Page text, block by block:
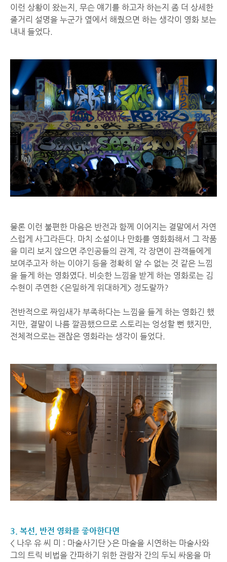
이런 상황이 왔는지, 무슨 얘기를 하고자 하는지 좀 더 상세한
줄거리 설명을 누군가 옆에서 해줬으면 하는 생각이 영화 보는
내내 들었다.
물론 이런 불편한 마음은 반전과 함께 이어지는 결말에서 자연
스럽게 사그라든다. 마치 소설이나 만화를 영화화해서 그 작품
을 미리 보지 않으면 주인공들의 관계, 각 장면이 관객들에게
보여주고자 하는 이야기 등을 정확히 알 수 없는 것 같은 느낌
을 들게 하는 영화였다. 비슷한 느낌을 받게 하는 영화로는 김
수현이 주연한 <은밀하게 위대하게> 정도랄까?
전반적으로 짜임새가 부족하다는 느낌을 들게 하는 영화긴 했
지만, 결말이 나름 깔끔했으므로 스토리는 엉성할 뻔 했지만,
전체적으로는 괜찮은 영화라는 생각이 들었다.
3. 복선, 반전 영화를 좋아한다면
< 나우 유 씨 미 : 마술사기단 >은 마술을 시연하는 마술사와
그의 트릭 비법을 간파하기 위한 관람자 간의 두뇌 싸움을 마